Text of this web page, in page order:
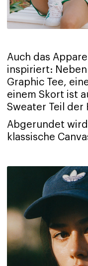
Auch das
inspiriert:
Graphic Tee,
einem Skort ist
Sweater Teil der
Abgerundet
klassische